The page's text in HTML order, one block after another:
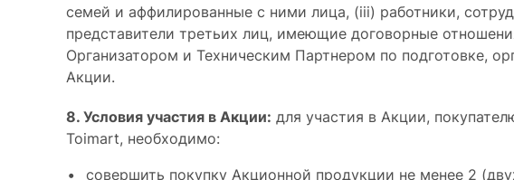
семей и аффилированные с ними лица, (iii) работники,
представители третьих лиц, имеющие договорные
Организатором и Техническим Партнером по подготовке,
Акции.
8. Условия участия в Акции: для участия в Акции,
Toimart, необходимо:
совершить покупку Акционной продукции не менее 2